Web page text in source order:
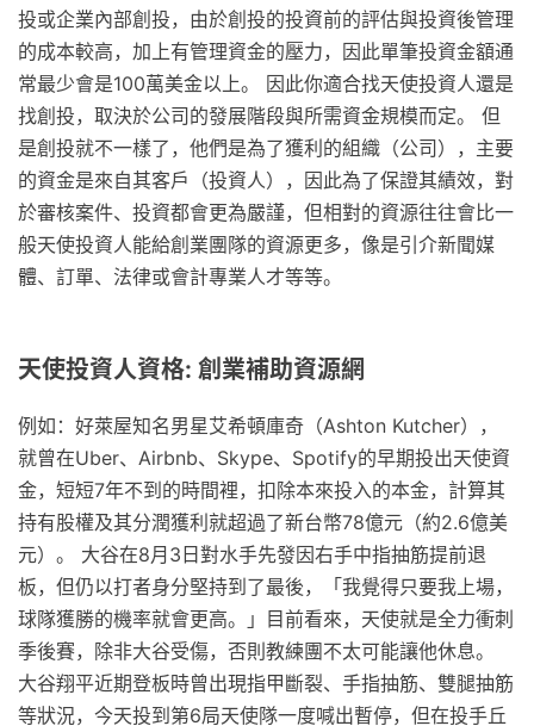
投或企業內部創投，由於創投的投資前的評估與投資後管理
的成本較高，加上有管理資金的壓力，因此單筆投資金額通
常最少會是100萬美金以上。 因此你適合找天使投資人還是
找創投，取決於公司的發展階段與所需資金規模而定。 但
是創投就不一樣了，他們是為了獲利的組織（公司），主要
的資金是來自其客戶（投資人），因此為了保證其績效，對
於審核案件、投資都會更為嚴謹，但相對的資源往往會比一
般天使投資人能給創業團隊的資源更多，像是引介新聞媒
體、訂單、法律或會計專業人才等等。
天使投資人資格: 創業補助資源網
例如：好萊屋知名男星艾希頓庫奇（Ashton Kutcher），
就曾在Uber、Airbnb、Skype、Spotify的早期投出天使資
金，短短7年不到的時間裡，扣除本來投入的本金，計算其
持有股權及其分潤獲利就超過了新台幣78億元（約2.6億美
元）。 大谷在8月3日對水手先發因右手中指抽筋提前退
板，但仍以打者身分堅持到了最後，「我覺得只要我上場，
球隊獲勝的機率就會更高。」目前看來，天使就是全力衝刺
季後賽，除非大谷受傷，否則教練團不太可能讓他休息。
大谷翔平近期登板時曾出現指甲斷裂、手指抽筋、雙腿抽筋
等狀況，今天投到第6局天使隊一度喊出暫停，但在投手丘